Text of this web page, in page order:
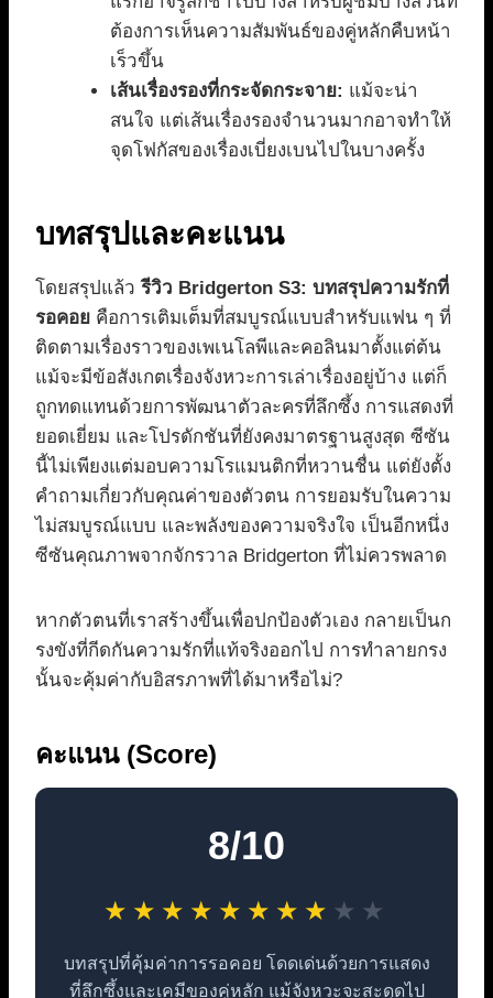
ต้องการเห็นความสัมพันธ์ของคู่หลักคืบหน้า
เร็วขึ้น
เส้นเรื่องรองที่กระจัดกระจาย: แม้จะน่า
สนใจ แต่เส้นเรื่องรองจำนวนมากอาจทำให้
จุดโฟกัสของเรื่องเบี่ยงเบนไปในบางครั้ง
บทสรุปและคะแนน
โดยสรุปแล้วรีวิว Bridgerton S3: บทสรุปความรักที่
รอคอย คือการเติมเต็มที่สมบูรณ์แบบสำหรับแฟน ๆ ที่
ติดตามเรื่องราวของเพเนโลพีและคอลินมาตั้งแต่ต้น
แม้จะมีข้อสังเกตเรื่องจังหวะการเล่าเรื่องอยู่บ้าง แต่ก็
ถูกทดแทนด้วยการพัฒนาตัวละครที่ลึกซึ้ง การแสดงที่
ยอดเยี่ยม และโปรดักชันที่ยังคงมาตรฐานสูงสุด ซีซัน
นี้ไม่เพียงแต่มอบความโรแมนติกที่หวานชื่น แต่ยังตั้ง
คำถามเกี่ยวกับคุณค่าของตัวตน การยอมรับในความ
ไม่สมบูรณ์แบบ และพลังของความจริงใจ เป็นอีกหนึ่ง
ซีซันคุณภาพจากจักรวาล Bridgerton ที่ไม่ควรพลาด
หากตัวตนที่เราสร้างขึ้นเพื่อปกป้องตัวเอง กลายเป็นก
รงขังที่กีดกันความรักที่แท้จริงออกไป การทำลายกรง
นั้นจะคุ้มค่ากับอิสรภาพที่ได้มาหรือไม่?
คะแนน (Score)
8/10
★ ★ ★ ★ ★ ★ ★ ★ ★ ★
บทสรุปที่คุ้มค่าการรอคอย โดดเด่นด้วยการแสดง
ที่ลึกซึ้งและเคมีของคู่หลัก แม้จังหวะจะสะดุดไป